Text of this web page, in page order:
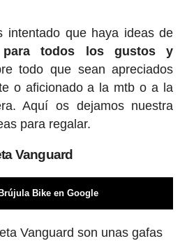
intentado que haya ideas de
todos los gustos y
todo que sean apreciados
o aficionado a la mtb o a la
Aquí os dejamos nuestra
para regalar.
Vanguard
Bike en Google
Vanguard son unas gafas